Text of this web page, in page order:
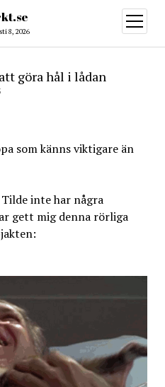
8, 2026
öppna
meny
göra hål i lådan
som känns viktigare än
inte har några
gett mig denna rörliga